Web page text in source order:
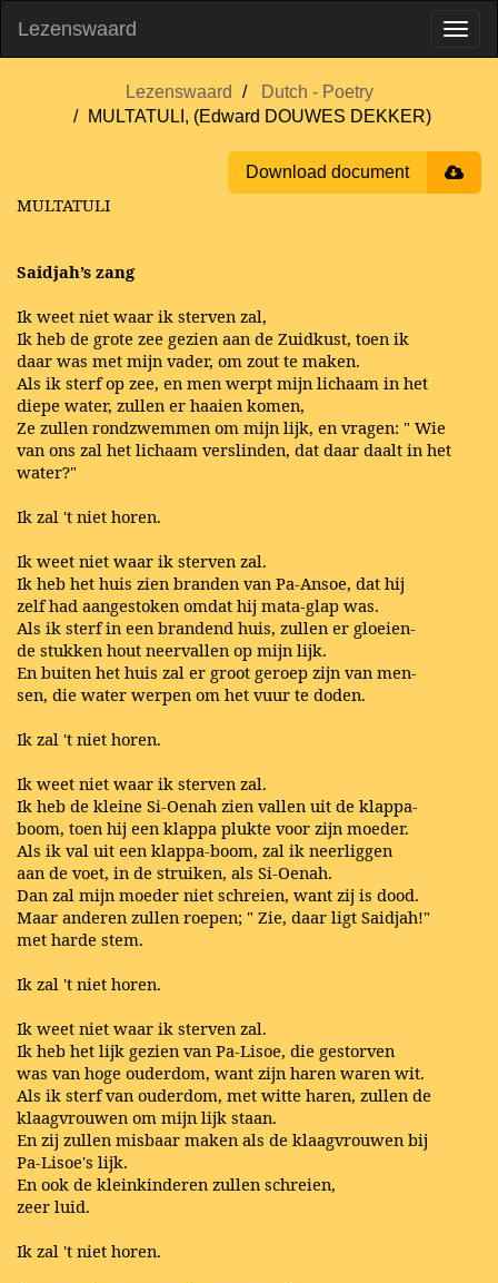
Lezenswaard
Lezenswaard
Dutch - Poetry
MULTATULI, (Edward DOUWES DEKKER)
Download document
MULTATULI
Saidjah’s zang
Ik weet niet waar ik sterven zal,
Ik heb de grote zee gezien aan de Zuidkust, toen ik
daar was met mijn vader, om zout te maken.
Als ik sterf op zee, en men werpt mijn lichaam in het
diepe water, zullen er haaien komen,
Ze zullen rondzwemmen om mijn lijk, en vragen: " Wie
van ons zal het lichaam verslinden, dat daar daalt in het
water?"
Ik zal 't niet horen.
Ik weet niet waar ik sterven zal.
Ik heb het huis zien branden van Pa-Ansoe, dat hij
zelf had aangestoken omdat hij mata-glap was.
Als ik sterf in een brandend huis, zullen er gloeien-
de stukken hout neervallen op mijn lijk.
En buiten het huis zal er groot geroep zijn van men-
sen, die water werpen om het vuur te doden.
Ik zal 't niet horen.
Ik weet niet waar ik sterven zal.
Ik heb de kleine Si-Oenah zien vallen uit de klappa-
boom, toen hij een klappa plukte voor zijn moeder.
Als ik val uit een klappa-boom, zal ik neerliggen
aan de voet, in de struiken, als Si-Oenah.
Dan zal mijn moeder niet schreien, want zij is dood.
Maar anderen zullen roepen; " Zie, daar ligt Saidjah!"
met harde stem.
Ik zal 't niet horen.
Ik weet niet waar ik sterven zal.
Ik heb het lijk gezien van Pa-Lisoe, die gestorven
was van hoge ouderdom, want zijn haren waren wit.
Als ik sterf van ouderdom, met witte haren, zullen de
klaagvrouwen om mijn lijk staan.
En zij zullen misbaar maken als de klaagvrouwen bij
Pa-Lisoe's lijk.
En ook de kleinkinderen zullen schreien,
zeer luid.
Ik zal 't niet horen.